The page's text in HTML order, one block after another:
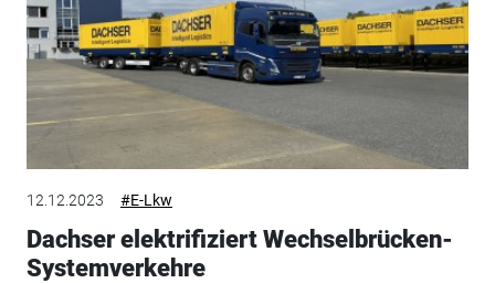
12.12.2023 #E-Lkw
Dachser elektrifiziert Wechselbrücken-
Systemverkehre